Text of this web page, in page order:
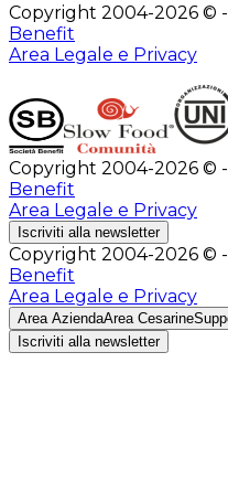
Copyright 2004-2026 © -
Benefit
Area Legale e Privacy
Copyright 2004-2026 © -
Benefit
Area Legale e Privacy
Iscriviti alla newsletter
Copyright 2004-2026 © -
Benefit
Area Legale e Privacy
Area AziendaArea Cesarine
Iscriviti alla newsletter